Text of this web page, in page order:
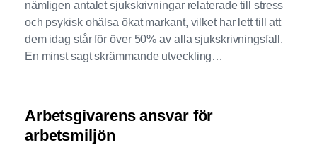
nämligen antalet sjukskrivningar relaterade till stress
och psykisk ohälsa ökat markant, vilket har lett till att
dem idag står för över 50% av alla sjukskrivningsfall.
En minst sagt skrämmande utveckling…
Arbetsgivarens ansvar för
arbetsmiljön